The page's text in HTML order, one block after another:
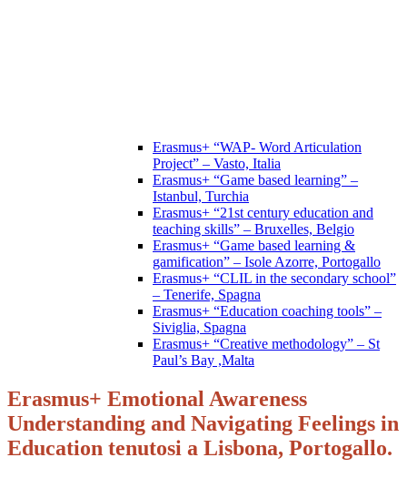
Erasmus+ “WAP- Word Articulation
Project” – Vasto, Italia
Erasmus+ “Game based learning” –
Istanbul, Turchia
Erasmus+ “21st century education and
teaching skills” – Bruxelles, Belgio
Erasmus+ “Game based learning &
gamification” – Isole Azorre, Portogallo
Erasmus+ “CLIL in the secondary school”
– Tenerife, Spagna
Erasmus+ “Education coaching tools” –
Siviglia, Spagna
Erasmus+ “Creative methodology” – St
Paul’s Bay ,Malta
Erasmus+ Emotional Awareness
Understanding and Navigating Feelings in
Education tenutosi a Lisbona, Portogallo.